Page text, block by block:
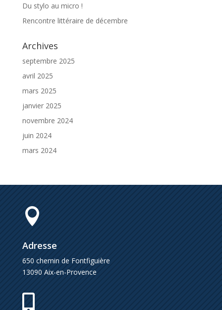
Du stylo au micro !
Rencontre littéraire de décembre
Archives
septembre 2025
avril 2025
mars 2025
janvier 2025
novembre 2024
juin 2024
mars 2024

Adresse
650 chemin de Fontfiguière
13090 Aix-en-Provence
